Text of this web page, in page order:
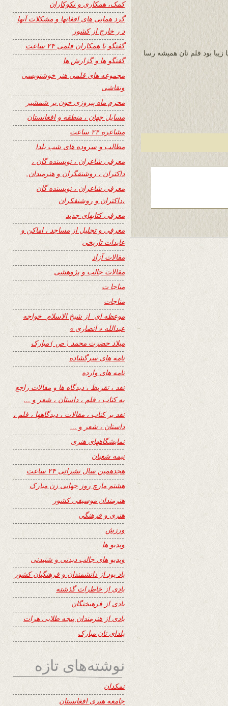
بود قلم تان همیشه رسا
کمک، همکاری و نکوکاران
گرد همایی های افغانها و مشکلات آنها
د ر خارج از کشور
گفتگو با همکاران قلمی ۲۴ ساعت
گفتگو ها و گزارش ها
مجموعه های قلمی هنر خوشنویسی
ونقاشی
محرم ماه پیروزی خون بر شمشیر
مسایل جهان ، منطقه و افغانستان
مشاعره ۲۴ ساعت
مطالب و سروده های شب یلدا
معرفی شاعران ، نویسنده گان ،
داکتران ، روشنفگران و هنرمندان.
معرفی شاعران ، نویسنده گان
،داکتران و روشنفکران
معرفی کتابهای جدید
معرفی و تجلیل از مساجد ، اماکن و
عابدات تاریخی
مقالات آزاد
مقالات جالب و پژوهشی
مناجا ت
مناجات
موعظه ای از شیخ الاسلام خواجه
عبدالله « انصاری »
میلاد حضرت محمد ( ص ) مبارک
نامه های سرگشاده
نامه های وارده
نفد ، تقریظ ، دیدگاه ها و مقالات راجع
به کتاب ، فلم ، داستان ، شعر و …
نفد بر کتاب ، مقالات ، دیدگاهها ، فلم ،
داستان ، شعر و …
نمایشگاههای هنری
نیمه شعبان
هجدهمین سال نشراتی ۲۴ ساعت
هشتم مارچ روز جهانی زن مبارک
هنرمندان موسیقی کشور
هنری و فرهنگی
ورزش
ویدیو ها
ویدیو های جالب دیدنی و شنیدنی
یاد بود از دانشمندان و فرهنگیان کشور
یادی از خاطرات گذشته
یادی از فرهیختگان
یادی از هنرمندان پنجه طلایی هرات
یلدای تان مبارک
نوشته‌های تازه
نمکدان
جامعه هنری افغانستان